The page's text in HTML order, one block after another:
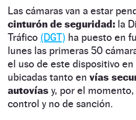
Las cámaras van a estar
cinturón de seguridad: la
Tráfico (DGT) ha puesto en
lunes las primeras 50
el uso de este dispositivo
ubicadas tanto en vías
autovías y, por el
control y no de sanción.